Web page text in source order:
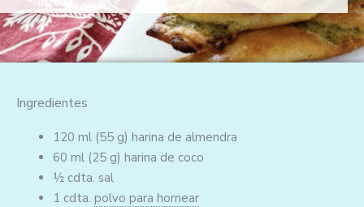
o
c
o
5
d
e
5
Ingredientes
120 ml (55 g) harina de almendra
60 ml (25 g) harina de coco
½ cdta. sal
1 cdta. polvo para hornear